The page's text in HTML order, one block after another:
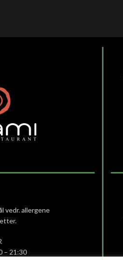
vedr. allergene
– 21:30